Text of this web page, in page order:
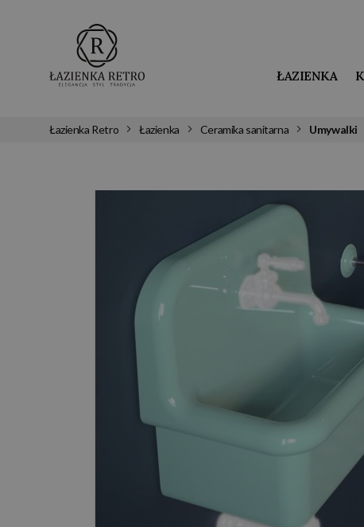
ŁAZIENKA
Łazienka Retro Łazienka Ceramika sanitarna Umywalki